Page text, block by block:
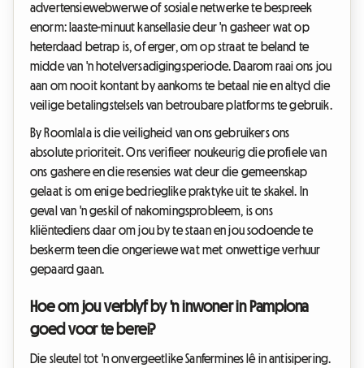
advertensiewebwerwe of sosiale netwerke te bespreek
enorm: laaste-minuut kansellasie deur 'n gasheer wat op
heterdaad betrap is, of erger, om op straat te beland te
midde van 'n hotelversadigingsperiode. Daarom raai ons jou
aan om nooit kontant by aankoms te betaal nie en altyd die
veilige betalingstelsels van betroubare platforms te gebruik.
By Roomlala is die veiligheid van ons gebruikers ons
absolute prioriteit. Ons verifieer noukeurig die profiele van
ons gashere en die resensies wat deur die gemeenskap
gelaat is om enige bedrieglike praktyke uit te skakel. In
geval van 'n geskil of nakomingsprobleem, is ons
kliëntediens daar om jou by te staan en jou sodoende te
beskerm teen die ongeriewe wat met onwettige verhuur
gepaard gaan.
Hoe om jou verblyf by 'n inwoner in Pamplona
goed voor te berei?
Die sleutel tot 'n onvergeetlike Sanfermines lê in antisipering.